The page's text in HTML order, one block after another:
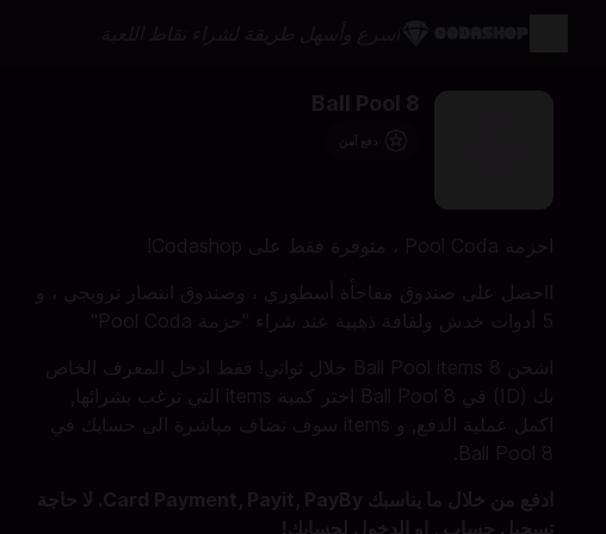
8 Ball Pool
احزمة Pool Coda ، متوفرة فقط على Codashop!
ااحصل على صندوق مفاجأة أسطوري ، وصندوق انتصار ترويجي ، و
5 أدوات خدش ولفافة ذهبية عند شراء "حزمة Pool Coda"
اشحن 8 Ball Pool items خلال ثواني! فقط ادخل المعرف الخاص
بك (ID) في 8 Ball Pool اختر كمية items التي ترغب بشرائها,
اكمل عملية الدفع, و items سوف تضاف مباشرة الى حسابك في
8 Ball Pool.
ادفع من خلال ما يناسبك Card Payment, Payit, PayBy. لا حاجة
تسجيل حساب , او الدخول لحسابك!